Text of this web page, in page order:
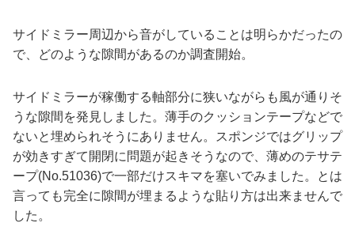
サイドミラー周辺から音がしていることは明らかだったの
で、どのような隙間があるのか調査開始。
サイドミラーが稼働する軸部分に狭いながらも風が通りそ
うな隙間を発見しました。薄手のクッションテープなどで
ないと埋められそうにありません。スポンジではグリップ
が効きすぎて開閉に問題が起きそうなので、薄めのテサテ
ープ(No.51036)で一部だけスキマを塞いでみました。とは
言っても完全に隙間が埋まるような貼り方は出来ませんで
した。